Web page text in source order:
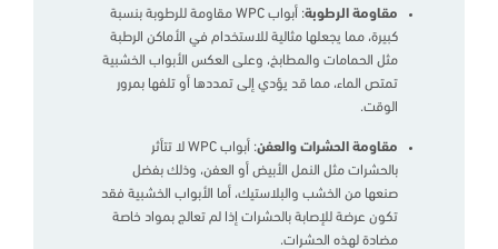
مقاومة الرطوبة
: أبواب WPC مقاومة للرطوبة بنسبة
كبيرة، مما يجعلها مثالية للاستخدام في الأماكن الرطبة
مثل الحمامات والمطابخ، وعلى العكس الأبواب الخشبية
تمتص الماء، مما قد يؤدي إلى تمددها أو تلفها بمرور
الوقت.
مقاومة الحشرات والعفن
: أبواب WPC لا تتأثر
بالحشرات مثل النمل الأبيض أو العفن، وذلك بفضل
صنعها من الخشب والبلاستيك، أما الأبواب الخشبية فقد
تكون عرضة للإصابة بالحشرات إذا لم تعالج بمواد خاصة
مضادة لهذه الحشرات.